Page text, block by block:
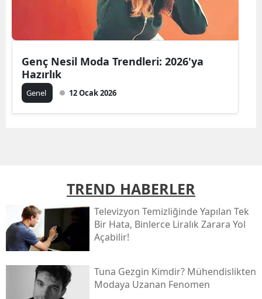
Genç Nesil Moda Trendleri: 2026'ya
Hazırlık
Genel 12 Ocak 2026
TREND HABERLER
Televizyon Temizliğinde Yapılan Tek
Bir Hata, Binlerce Liralık Zarara Yol
Açabilir!
Tuna Gezgin Kimdir? Mühendislikten
Modaya Uzanan Fenomen